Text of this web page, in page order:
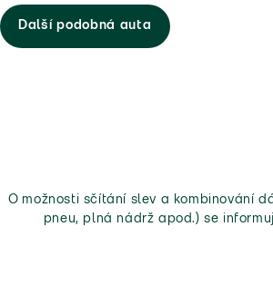
Další podobná auta
O možnosti sčítání slev a kombinování
pneu, plná nádrž apod.) se